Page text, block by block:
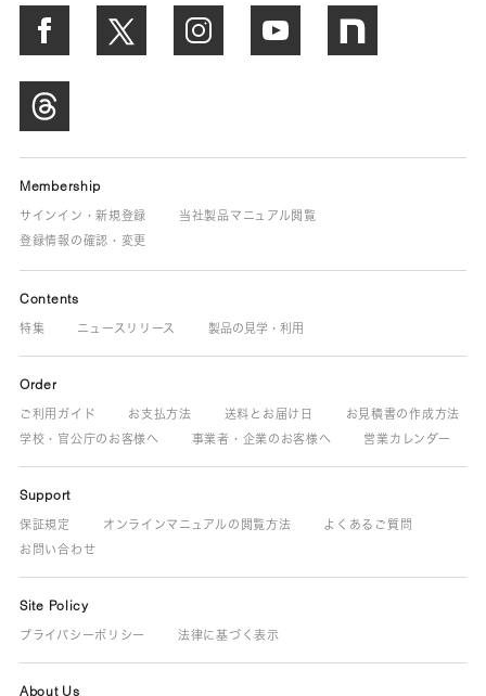
Membership
サインイン・新規登録
当社製品マニュアル閲覧
登録情報の確認・変更
Contents
特集 ニュースリリース 製品の見学・利用
Order
ご利用ガイド お支払方法 送料とお届け日
お見積書の作成方法
学校・官公庁のお客様へ
事業者・企業のお客様へ 営業カレンダー
Support
保証規定 オンラインマニュアルの閲覧方法
よくあるご質問
お問い合わせ
Site Policy
プライバシーポリシー 法律に基づく表示
About Us